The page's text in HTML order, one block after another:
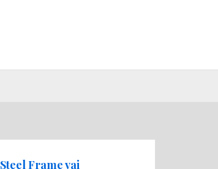
Steel Frame vai